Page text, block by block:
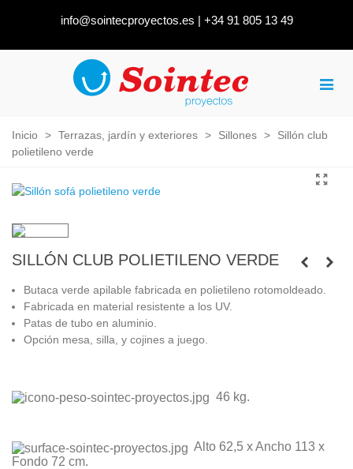
info@sointecproyectos.es | +34 91 805 13 49
Inicio > Terrazas, jardín y exteriores > Sillones >
Sillón club
polietileno verde
SILLÓN CLUB POLIETILENO VERDE
Butaca verde apilable fabricada en polietileno rotomoldeado.
Fabricada en material resistente a los UV.
Patas de tubo en aluminio.
Opción mesa, silla, y cojines a juego.
46 kg.
Alto 62,5 xAncho 113 x
Fondo 72 cm.